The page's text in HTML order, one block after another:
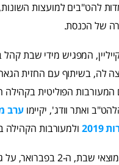
להט"בים למועצות השונות,
של הכנסת.
המפגיש מידי שבת קהל
לה, בשיתוף עם החזית
המעורבות הפוליטית בקהילה
ואתר וודג', יקיימו ערב
ולמעורבות הקהילה
הערב יתקיים במוצאי שבת, ה-2